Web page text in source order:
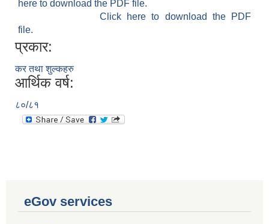
here to download the PDF file.
Click here to download the PDF
file.
प्रकार:
कर तथा शुल्कहरु
आर्थिक वर्ष:
८०/८१
eGov services